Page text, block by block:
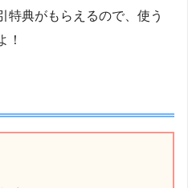
特典がもらえるので、使う
！